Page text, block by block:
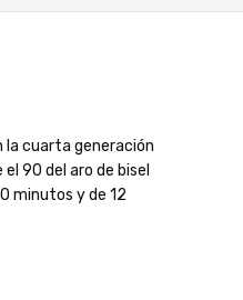
la cuarta generación
90 del aro de bisel
minutos y de 12